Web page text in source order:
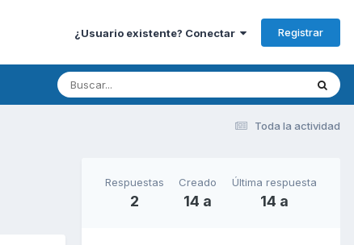
¿Usuario existente? Conectar Registrar
Toda la actividad
Respuestas
2
Creado
14 a
Última respuesta
14 a